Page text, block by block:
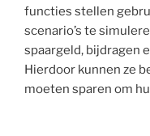
functies stellen
scenario’s te
spaargeld, bijdragen
Hierdoor kunnen ze
moeten sparen om